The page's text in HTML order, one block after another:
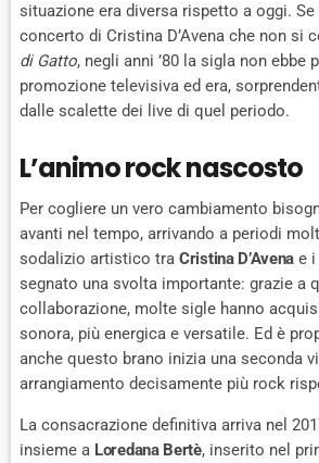
situazione era diversa rispetto a oggi. Se
concerto di Cristina D’Avena che non si
di Gatto, negli anni ’80 la sigla non ebbe
promozione televisiva ed era,
dalle scalette dei live di quel periodo.
L’animo rock nascosto
Per cogliere un vero cambiamento
avanti nel tempo, arrivando a periodi
sodalizio artistico tra Cristina D’Avena e
segnato una svolta importante: grazie a
collaborazione, molte sigle hanno
sonora, più energica e versatile. Ed è
anche questo brano inizia una seconda
arrangiamento decisamente più rock
La consacrazione definitiva arriva nel
insieme a Loredana Bertè, inserito nel